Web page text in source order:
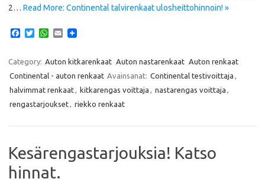
2… Read More: Continental talvirenkaat ulosheittohinnoin! »
e
b
o
o
T
t
e
r
W
t
A
p
E
i
l
Category: Auton kitkarenkaat Auton nastarenkaat Auton renkaat
Continental - auton renkaat Avainsanat: Continental testivoittaja
halvimmat renkaat
kitkarengas voittaja nastarengas voittaja
rengastarjoukset
riekko renkaat
Kesärengastarjouksia! Katso
hinnat.